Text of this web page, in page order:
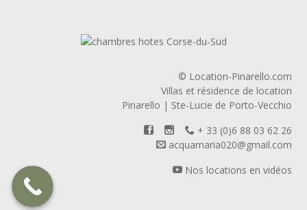
© Location-Pinarello.com
Villas et résidence de location
Pinarello | Ste-Lucie de Porto-Vecchio
+ 33 (0)6 88 03 62 26
acquamaria020@gmail.com
Nos locations en vidéos